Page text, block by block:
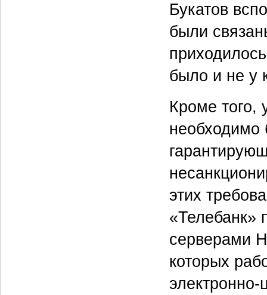
Букатов
были
было и не у
Кроме того,
необходимо
этих
«Телебанк»
серверами
которых